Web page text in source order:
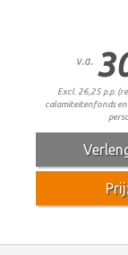
v.a.
Excl. 26,25 p.p.
calamiteitenfonds en